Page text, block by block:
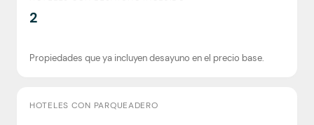
2
Propiedades que ya incluyen desayuno en el precio base.
HOTELES CON PARQUEADERO